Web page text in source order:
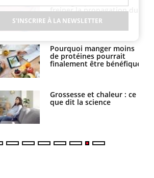
freiner la propagation du
cancer ?
Pourquoi manger moins
de protéines pourrait
finalement être bénéfique
Grossesse et chaleur : ce
que dit la science
S'INSCRIRE À LA NEWSLETTER